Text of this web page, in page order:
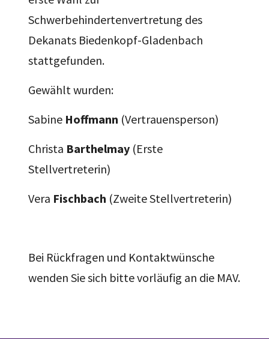
Schwerbehindertenvertretung des
Dekanats Biedenkopf-Gladenbach
stattgefunden.
Gewählt wurden:
Sabine Hoffmann (Vertrauensperson)
Christa Barthelmay (Erste
Stellvertreterin)
Vera Fischbach (Zweite Stellvertreterin)
Bei Rückfragen und Kontaktwünsche
wenden Sie sich bitte vorläufig an die MAV.